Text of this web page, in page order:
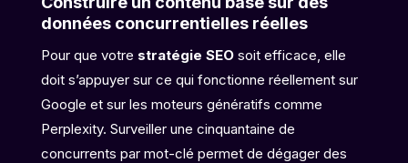
données concurrentielles réelles
Pour que votre stratégie SEOsoit efficace, elle
doit s’appuyer sur ce qui fonctionne réellement sur
Google et sur les moteurs génératifs comme
Perplexity. Surveiller une cinquantaine de
concurrents par mot-clé permet de dégager des